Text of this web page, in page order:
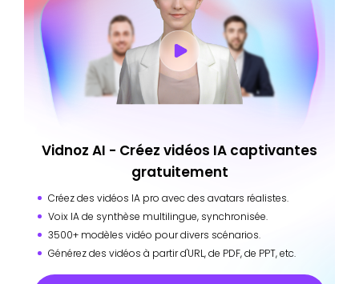
Vidnoz AI - Créez vidéos IA captivantes
gratuitement
Créez des vidéos IA pro avec des avatars réalistes.
Voix IA de synthèse multilingue, synchronisée.
3500+ modèles vidéo pour divers scénarios.
Générez des vidéos à partir d'URL, de PDF, de PPT, etc.